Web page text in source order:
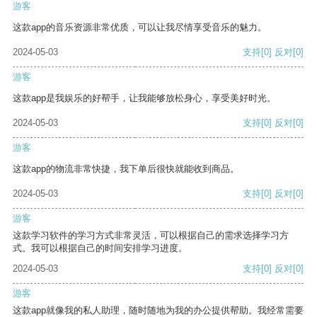
游客
这款app的音乐资源非常优质，可以让我尽情享受音乐的魅力。
2024-05-03 支持[0] 反对[0]
游客
这款app是我娱乐的好帮手，让我能够放松身心，享受美好时光。
2024-05-03 支持[0] 反对[0]
游客
这款app的物流非常快捷，我下单后很快就能收到商品。
2024-05-03 支持[0] 反对[0]
游客
这款学习软件的学习方式非常灵活，可以根据自己的需求选择学习方
式。我可以根据自己的时间安排学习进度。
2024-05-03
支持[0] 反对[0]
游客
这款app就像我的私人助理，随时随地为我的办公提供帮助。我经常需要